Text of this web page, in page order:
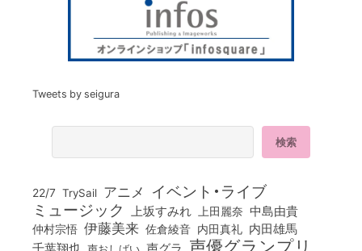
Tweets by seigura
22/7 TrySail アニメ イベント・ライブ
ミュージック 上坂すみれ 上田麗奈 中島由貴
仲村宗悟 伊藤美来 佐倉綾音 内田真礼 内田雄馬
声優グランプリ